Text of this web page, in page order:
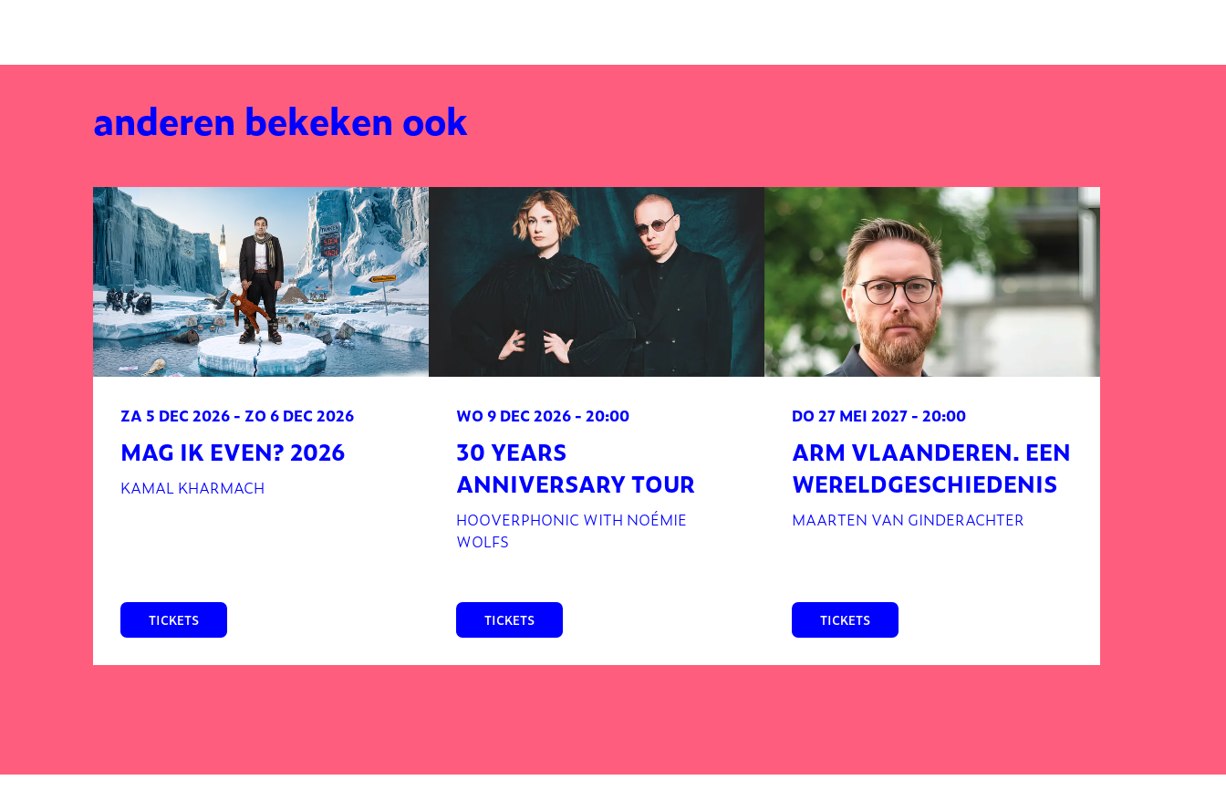
anderen bekeken ook
MAG IK EVEN? 2026
KAMAL KHARMACH
ZA 5 DEC 2026 - ZO 6 DEC 2026
TICKETS
30 YEARS
ANNIVERSARY TOUR
HOOVERPHONIC WITH NOÉMIE
WOLFS
WO 9 DEC 2026 - 20:00
TICKETS
ARM VLAANDEREN. EEN
WERELDGESCHIEDENIS
MAARTEN VAN GINDERACHTER
DO 27 MEI 2027 - 20:00
TICKETS